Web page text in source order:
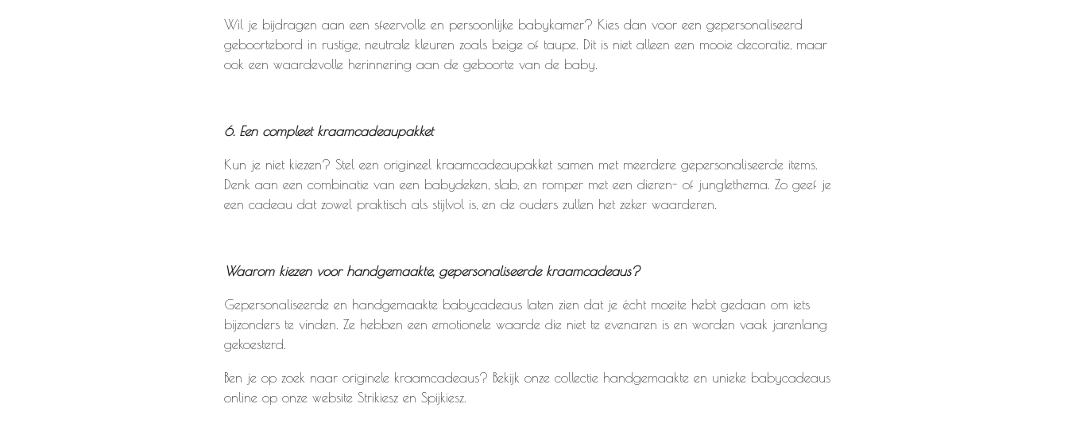
Wil je bijdragen aan een sfeervolle en persoonlijke babykamer? Kies dan voor een gepersonaliseerd
geboortebord in rustige, neutrale kleuren zoals beige of taupe. Dit is niet alleen een mooie decoratie, maar
ook een waardevolle herinnering aan de geboorte van de baby.
6. Een compleet kraamcadeaupakket
Kun je niet kiezen? Stel een origineel kraamcadeaupakket samen met meerdere gepersonaliseerde items.
Denk aan een combinatie van een babydeken, slab, en romper met een dieren- of junglethema. Zo geef je
een cadeau dat zowel praktisch als stijlvol is, en de ouders zullen het zeker waarderen.
Waarom kiezen voor handgemaakte, gepersonaliseerde kraamcadeaus?
Gepersonaliseerde en handgemaakte babycadeaus laten zien dat je écht moeite hebt gedaan om iets
bijzonders te vinden. Ze hebben een emotionele waarde die niet te evenaren is en worden vaak jarenlang
gekoesterd.
Ben je op zoek naar originele kraamcadeaus? Bekijk onze collectie handgemaakte en unieke babycadeaus
online op onze website Strikiesz en Spijkiesz.